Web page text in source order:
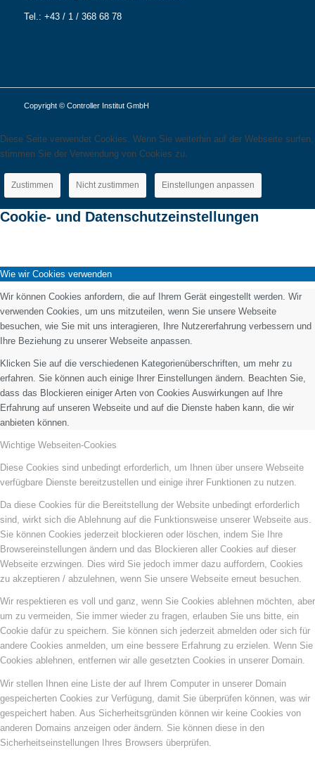
Tel.: +43 / 1 / 368 68 78
Copyright © Controller Institut GmbH
Diese Seite verwendet Cookies. Wenn Sie weiterhin auf der Webseite surfen,
stimmen Sie der Verwendung von Cookies zu.
Zustimmen Nicht zustimmen Einstellungen anpassen
Cookie- und Datenschutzeinstellungen
Wie wir Cookies verwenden
Wir können Cookies anfordern, die auf Ihrem Gerät eingestellt werden. Wir
verwenden Cookies, um uns mitzuteilen, wenn Sie unsere Webseite
besuchen, wie Sie mit uns interagieren, Ihre Nutzererfahrung verbessern und
Ihre Beziehung zu unserer Webseite anpassen.
Klicken Sie auf die verschiedenen Kategorienüberschriften, um mehr zu
erfahren. Sie können auch einige Ihrer Einstellungen ändern. Beachten Sie,
dass das Blockieren einiger Arten von Cookies Auswirkungen auf Ihre
Erfahrung auf unseren Webseite und auf die Dienste haben kann, die wir
anbieten können.
Wichtige Webseiten-Cookies
Diese Cookies sind unbedingt erforderlich, um Ihnen über unsere Webseite
verfügbare Dienste bereitzustellen und einige ihrer Funktionen zu nutzen.
Da diese Cookies für die Bereitstellung der Website unbedingt erforderlich
sind, wirkt sich die Ablehnung auf die Funktionsweise unserer Webseite aus.
Sie können Cookies jederzeit blockieren oder löschen, indem Sie Ihre
Browsereinstellungen ändern und das Blockieren aller Cookies auf dieser
Webseite erzwingen. Dies wird Sie jedoch immer dazu auffordern, Cookies
zu akzeptieren / abzulehnen, wenn Sie unsere Webseite erneut besuchen.
Wir respektieren es voll und ganz, wenn Sie Cookies ablehnen möchten, aber
um zu vermeiden, Sie immer wieder zu fragen, erlauben Sie uns bitte, ein
Cookie dafür zu speichern. Sie können sich jederzeit abmelden oder sich für
andere Cookies anmelden, um eine bessere Erfahrung zu erzielen. Wenn Sie
Cookies ablehnen, entfernen wir alle gesetzten Cookies in unserer Domain.
Wir stellen Ihnen eine Liste der auf Ihrem Computer in unserer Domain
gespeicherten Cookies zur Verfügung, damit Sie überprüfen können, was wir
gespeichert haben. Aus Sicherheitsgründen können wir keine Cookies von
anderen Domains anzeigen oder ändern. Sie können diese in den
Sicherheitseinstellungen Ihres Browsers überprüfen.